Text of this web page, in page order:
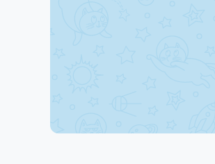
В зависимости от региона
Оформите заказ на iMac M3